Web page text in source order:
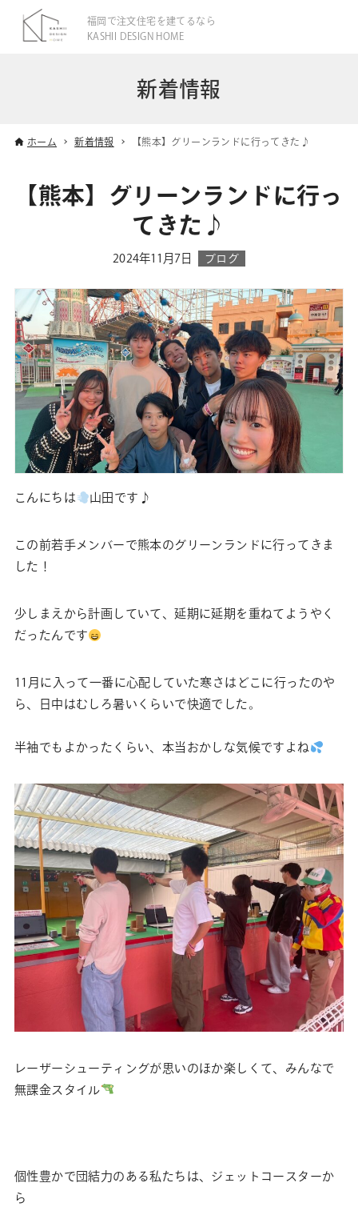
福岡で注文住宅を建てるなら
KASHII DESIGN HOME
新着情報
ホーム 新着情報 【熊本】グリーンランドに行ってきた♪
【熊本】グリーンランドに行っ
てきた♪
2024年11月7日 ブログ
こんにちは 山田です♪
この前若手メンバーで熊本のグリーンランドに行ってきま
した！
少しまえから計画していて、延期に延期を重ねてようやく
だったんです
11月に入って一番に心配していた寒さはどこに行ったのや
ら、日中はむしろ暑いくらいで快適でした。
半袖でもよかったくらい、本当おかしな気候ですよね
レーザーシューティングが思いのほか楽しくて、みんなで
無課金スタイル
個性豊かで団結力のある私たちは、ジェットコースターか
ら